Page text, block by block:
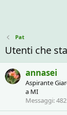
Pat
Utenti che
annasei
Aspirante
a MI
Messaggi 482